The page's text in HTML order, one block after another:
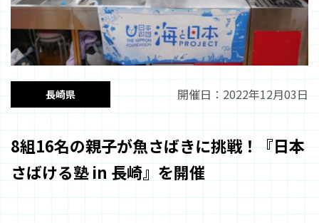
長崎県 開催日：2022年12月03日
8組16名の親子が魚さばきに挑戦！『日本
さばける塾 in 長崎』を開催